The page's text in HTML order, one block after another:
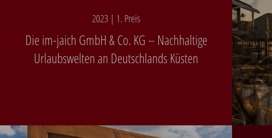
2023 | 1. Preis
Die im-jaich GmbH & Co. KG – Nachhaltige
Urlaubswelten an Deutschlands Küsten